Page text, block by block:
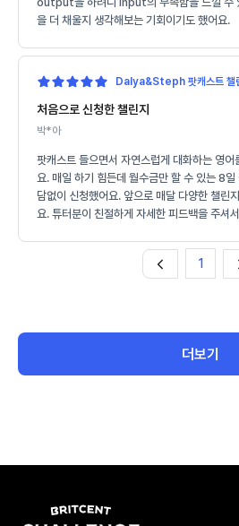
을 더 채울지 생각해보는 기회이기도 했어요.
Dalya&Steph 팟캐스트
처음으로 신청한 챌린지
박*아
팟캐스트 들으면서 자연스럽게 대화하는 영어
요. 매일 하기 힘든데 월수금만 할 수 있는 8
담없이 신청했어요. 앞으로 매달 다양한 챌린
요. 튜터분이 친절하게 자세한 피드백을 주셔
1
더보기